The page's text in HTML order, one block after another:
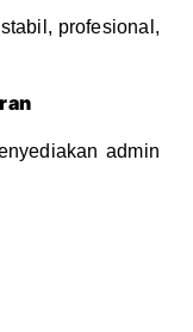
profesional,
admin